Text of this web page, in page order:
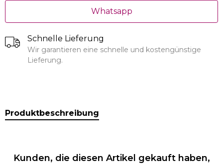
Whatsapp
Schnelle Lieferung
Wir garantieren eine schnelle und kostengünstige
Lieferung.
Produktbeschreibung
Kunden, die diesen Artikel gekauft haben,